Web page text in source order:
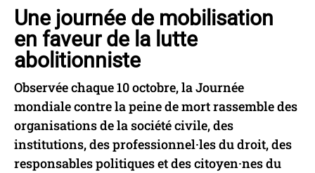
Une journée de mobilisation
en faveur de la lutte
abolitionniste
Observée chaque 10 octobre, la Journée
mondiale contre la peine de mort rassemble des
organisations de la société civile, des
institutions, des professionnel·les du droit, des
responsables politiques et des citoyen·nes du